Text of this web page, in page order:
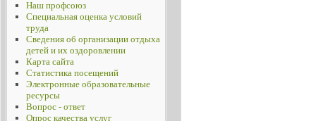
Наш профсоюз
Специальная оценка условий
труда
Сведения об организации отдыха
детей и их оздоровлении
Карта сайта
Статистика посещений
Электронные образовательные
ресурсы
Вопрос - ответ
Опрос качества услуг